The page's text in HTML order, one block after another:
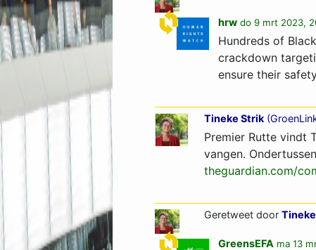
hrw do 9 mrt 2023,
Hundreds of
crackdown
ensure their
Tineke Strik (
Premier Rutte vindt
vangen.
theguardian.com/
Geretweet door
GreensEFA ma 13